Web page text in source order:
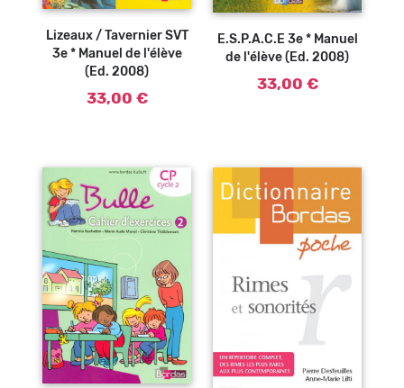
Ajouter au
Lizeaux / Tavernier SVT
3e * Manuel de l'élève
(Ed. 2008)
33,00 €
Ajouter au
E.S.P.A.C.E 3e * Manuel
de l'élève (Ed. 2008)
33,00 €
Ajouter au